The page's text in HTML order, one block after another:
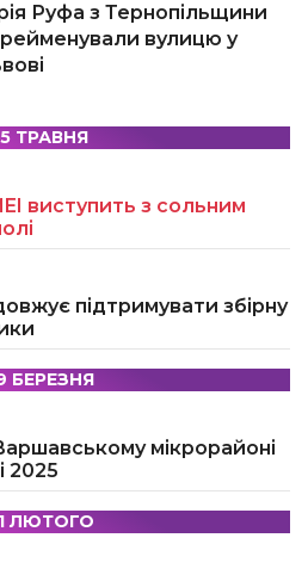
Руфа з Тернопільщини
вулицю у
ТРАВНЯ
виступить з сольним
підтримувати збірну
БЕРЕЗНЯ
мікрорайоні
2025
ЛЮТОГО